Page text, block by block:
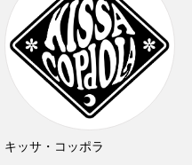
キッサ・コッポラ